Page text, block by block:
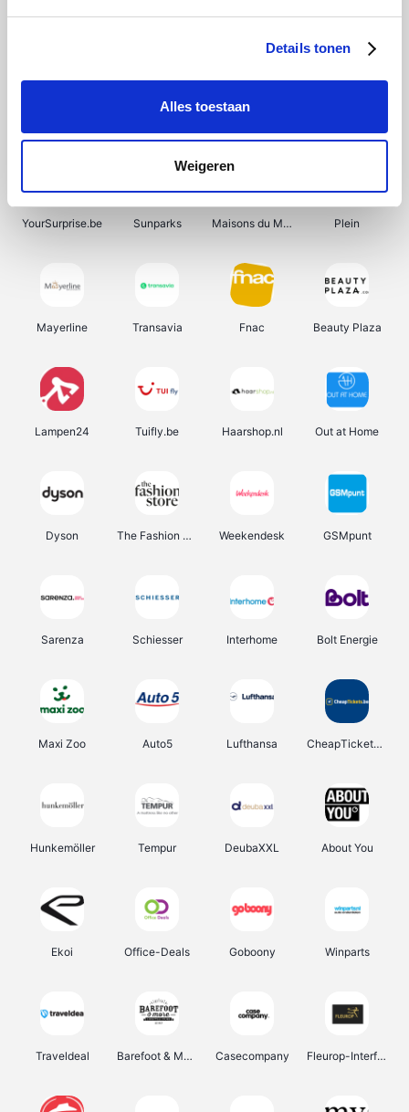
Details tonen
Alles toestaan
Weigeren
Shein Bergfreunde Pazzox Smartwatchbanden
YourSurprise.be Sunparks Maisons du Monde Plein
Mayerline Transavia Fnac Beauty Plaza
Lampen24 Tuifly.be Haarshop.nl Out at Home
Dyson The Fashion Store Weekendesk GSMpunt
Sarenza Schiesser Interhome Bolt Energie
Maxi Zoo Auto5 Lufthansa CheapTickets.be
Hunkemöller Tempur DeubaXXL About You
Ekoi Office-Deals Goboony Winparts
Traveldeal Barefoot & More Casecompany Fleurop-Interflora